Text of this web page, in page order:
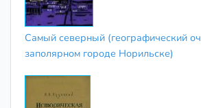
Самый северный (географический
заполярном городе Норильске)